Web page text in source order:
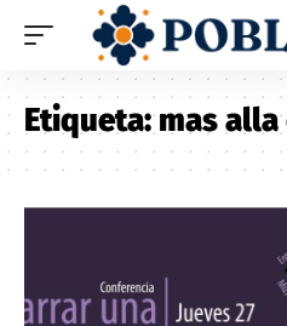
Etiqueta:mas